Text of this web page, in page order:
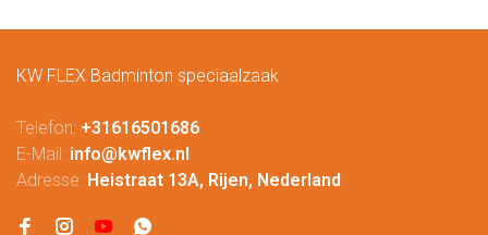
KW FLEX Badminton speciaalzaak
Telefon: +31616501686
E-Mail: info@kwflex.nl
Adresse: Heistraat 13A, Rijen, Nederland